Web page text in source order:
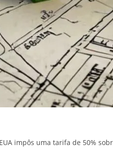
impôs uma tarifa de 50%